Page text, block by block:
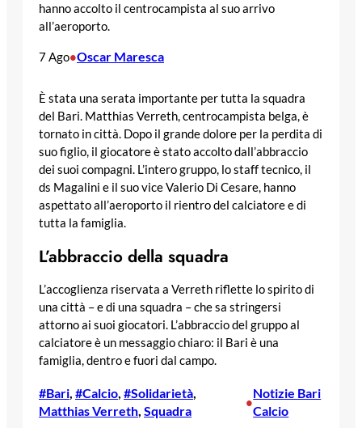
hanno accolto il centrocampista al suo arrivo
all’aeroporto.
7 Ago•Oscar Maresca
È stata una serata importante per tutta la squadra
del Bari. Matthias Verreth, centrocampista belga, è
tornato in città. Dopo il grande dolore per la perdita di
suo figlio, il giocatore è stato accolto dall’abbraccio
dei suoi compagni. L’intero gruppo, lo staff tecnico, il
ds Magalini e il suo vice Valerio Di Cesare, hanno
aspettato all’aeroporto il rientro del calciatore e di
tutta la famiglia.
L’abbraccio della squadra
L’accoglienza riservata a Verreth riflette lo spirito di
una città – e di una squadra – che sa stringersi
attorno ai suoi giocatori. L’abbraccio del gruppo al
calciatore è un messaggio chiaro: il Bari è una
famiglia, dentro e fuori dal campo.
#Bari, #Calcio, #Solidarietà
Matthias Verreth, Squadra
•
Notizie Bari
Calcio